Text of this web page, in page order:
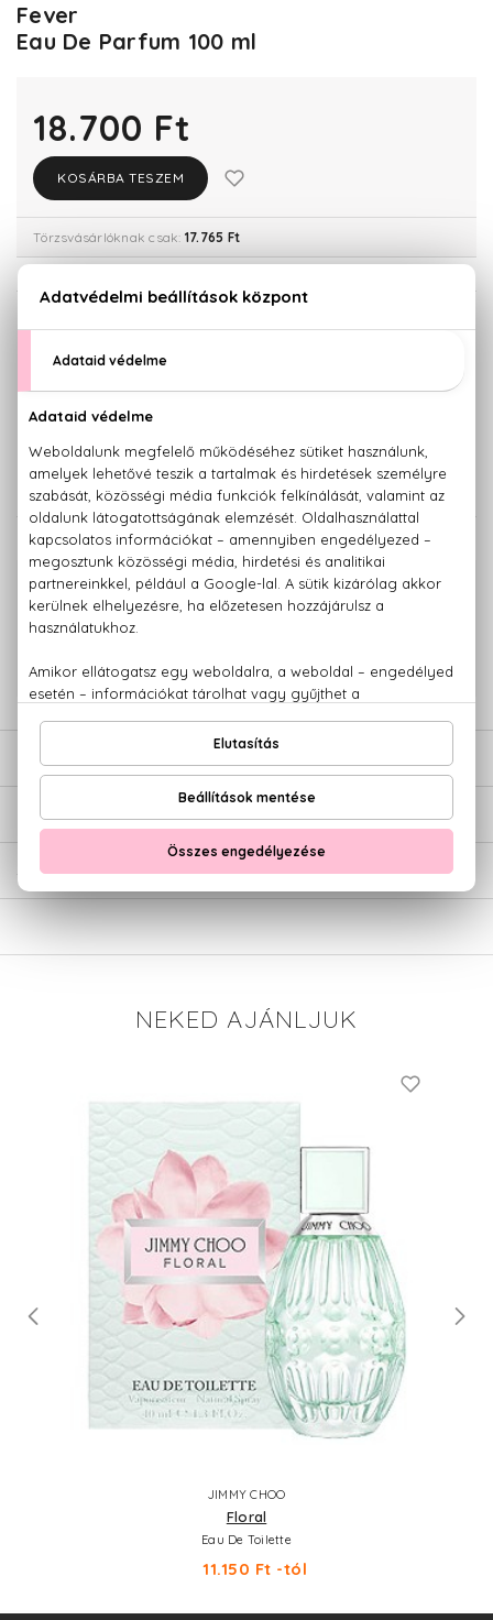
Fever
Eau De Parfum 100 ml
18.700 Ft
KOSÁRBA TESZEM
Törzsvásárlóknak csak: 17.765 Ft
KISZERELÉS KIVÁLASZTÁSA
40 ml
60 ml
18.700 Ft
KAPCSOLÓDÓ TERMÉKEK
100% eredeti termékek,14 napos visszaküldési garanciával
779 1926
ÉRTÉKELÉSEK (0)
SZÁLLÍTÁS
NEKED AJÁNLJUK
JIMMY CHOO
Floral
Eau De Toilette
11.150 Ft -tól